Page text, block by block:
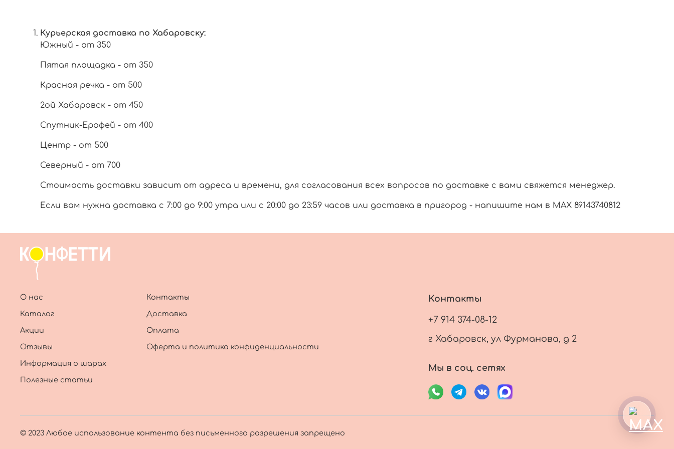
Курьерская доставка по Хабаровску:
Южный - от 350
Пятая площадка - от 350
Красная речка - от 500
2ой Хабаровск - от 450
Спутник-Ерофей - от 400
Центр - от 500
Северный - от 700
Стоимость доставки зависит от адреса и времени, для согласования всех вопросов по доставке с вами свяжется менеджер.
Если вам нужна доставка с 7:00 до 9:00 утра или с 20:00 до 23:59 часов или доставка в пригород - напишите нам в МАХ 89143740812
О нас
Каталог
Акции
Отзывы
Информация о шарах
Полезные статьи
Контакты
Доставка
Оплата
Оферта и политика конфиденциальности
Контакты
+7 914 374-08-12
г Хабаровск, ул Фурманова, д 2
Мы в соц. сетях
© 2023 Любое использование контента без письменного разрешения запрещено